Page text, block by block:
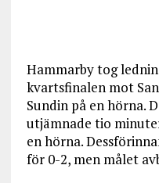
Hammarby tog
kvartsfinalen mot
Sundin på en hörna.
utjämnade tio
en hörna.
för 0-2, men målet